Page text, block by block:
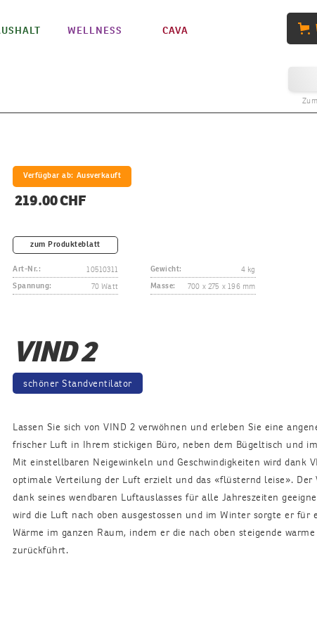
WELLNESS CAVA
Verfügbar ab: Ausverkauft
219.00 CHF
zum Produkteblatt
Art-Nr.: 10510311
Spannung: 70 Watt Masse: 700 x 275 x 196 mm
Gewicht: 4 kg
VIND 2
schöner Standventilator
Lassen Sie sich von VIND 2 verwöhnen und erleben Sie eine
frischer Luft in Ihrem stickigen Büro, neben dem Bügeltisch und
Mit einstellbaren Neigewinkeln und Geschwindigkeiten wird dank
optimale Verteilung der Luft erzielt und das «flüsternd leise». Der
dank seines wendbaren Luftauslasses für alle Jahreszeiten
wird die Luft nach oben ausgestossen und im Winter sorgte er für
Wärme im ganzen Raum, indem er die nach oben steigende
zurückführt.